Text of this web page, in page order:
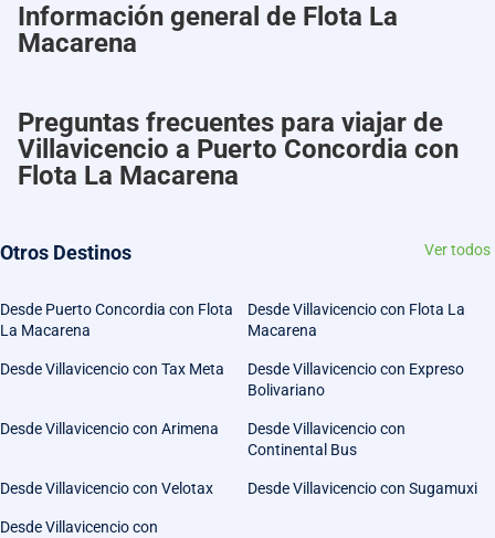
Información general de Flota La
Macarena
Preguntas frecuentes para viajar de
Villavicencio a Puerto Concordia con
Flota La Macarena
Otros Destinos Ver todos
Desde Puerto Concordia con Flota
La Macarena
Desde Villavicencio con Flota La
Macarena
Desde Villavicencio con Tax Meta
Desde Villavicencio con Expreso
Bolivariano
Desde Villavicencio con Arimena
Desde Villavicencio con
Continental Bus
Desde Villavicencio con Velotax Desde Villavicencio con Sugamuxi
Desde Villavicencio con